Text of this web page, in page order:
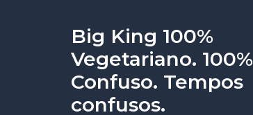
Big King 100%
Vegetariano. 100%
Confuso. Tempos
confusos.